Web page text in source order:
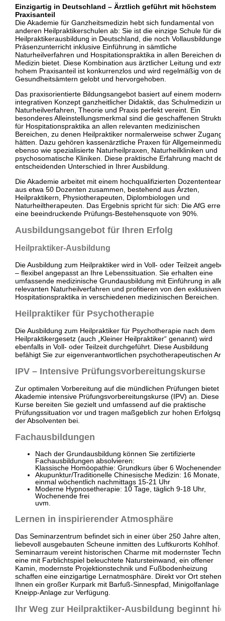
Einzigartig in Deutschland – Ärztlich geführt mit höchstem
Praxisanteil
Die Akademie für Ganzheitsmedizin hebt sich fundamental von
anderen Heilpraktikerschulen ab: Sie ist die einzige Schule für die
Heilpraktikerausbildung in Deutschland, die noch
Präsenzunterricht inklusive Einführung in sämtliche
Naturheilverfahren und Hospitationspraktika in allen Bereichen
Medizin bietet. Diese Kombination aus ärztlicher Leitung und
hohem Praxisanteil ist konkurrenzlos und wird regelmäßig von
Gesundheitsämtern gelobt und hervorgehoben.​
Das praxisorientierte Bildungsangebot basiert auf einem
integrativen Konzept ganzheitlicher Didaktik, das Schulmedizin
Naturheilverfahren, Theorie und Praxis perfekt vereint. Ein
besonderes Alleinstellungsmerkmal sind die geschaffenen
für Hospitationspraktika an allen relevanten medizinischen
Bereichen, zu denen Heilpraktiker normalerweise schwer Zugang
hätten. Dazu gehören kassenärztliche Praxen für
ebenso wie spezialisierte Naturheilpraxen, Naturheilkliniken und
psychosomatische Kliniken. Diese praktische Erfahrung macht
entscheidenden Unterschied in Ihrer Ausbildung.​
Die Akademie arbeitet mit einem hochqualifizierten Dozententeam
aus etwa 50 Dozenten zusammen, bestehend aus Ärzten,
Heilpraktikern, Physiotherapeuten, Diplombiologen und
Naturheiltherapeuten. Das Ergebnis spricht für sich: Die AfG
eine beeindruckende Prüfungs-Bestehensquote von 90%.​
Ausbildungsangebot für Ihren Erfolg
Heilpraktiker-Ausbildung
Die Ausbildung zum Heilpraktiker wird in Voll- oder Teilzeit
– flexibel angepasst an Ihre Lebenssituation. Sie erhalten eine
umfassende medizinische Grundausbildung mit Einführung in alle
relevanten Naturheilverfahren und profitieren von den exklusiven
Hospitationspraktika in verschiedenen medizinischen Bereichen.​
Heilpraktiker für Psychotherapie
Die Ausbildung zum Heilpraktiker für Psychotherapie nach dem
Heilpraktikergesetz (auch „Kleiner Heilpraktiker“ genannt) wird
ebenfalls in Voll- oder Teilzeit durchgeführt. Diese Ausbildung
befähigt Sie zur eigenverantwortlichen psychotherapeutischen
IPV – Intensive Prüfungsvorbereitungskurse
Zur optimalen Vorbereitung auf die mündlichen Prüfungen bietet
Akademie intensive Prüfungsvorbereitungskurse (IPV) an. Diese
Kurse bereiten Sie gezielt und umfassend auf die praktische
Prüfungssituation vor und tragen maßgeblich zur hohen
der Absolventen bei.​
Fachausbildungen
Nach der Grundausbildung können Sie zertifizierte
Fachausbildungen absolvieren:​
Klassische Homöopathie: Grundkurs über 6 Wochenenden
Akupunktur/Traditionelle Chinesische Medizin: 16 Monate,
einmal wöchentlich nachmittags 15-21 Uhr
Moderne Hypnosetherapie: 10 Tage, täglich 9-18 Uhr,
Wochenende frei
uvm.
Lernen in inspirierender Atmosphäre
Das Seminarzentrum befindet sich in einer über 250 Jahre alten,
liebevoll ausgebauten Scheune inmitten des Luftkurorts Kohlhof.
Seminarraum vereint historischen Charme mit modernster
eine mit Farblichtspiel beleuchtete Natursteinwand, ein offener
Kamin, modernste Projektionstechnik und Fußbodenheizung
schaffen eine einzigartige Lernatmosphäre. Direkt vor Ort stehen
Ihnen ein großer Kurpark mit Barfuß-Sinnespfad, Minigolfanlage
Kneipp-Anlage zur Verfügung.​
Ihr Weg zur Heilpraktiker-Ausbildung beginnt